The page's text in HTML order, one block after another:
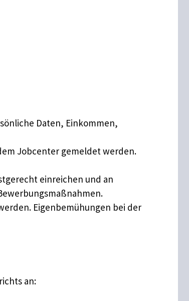
Daten, Einkommen,
Jobcenter gemeldet werden.
einreichen und an
Eigenbemühungen bei der
an: